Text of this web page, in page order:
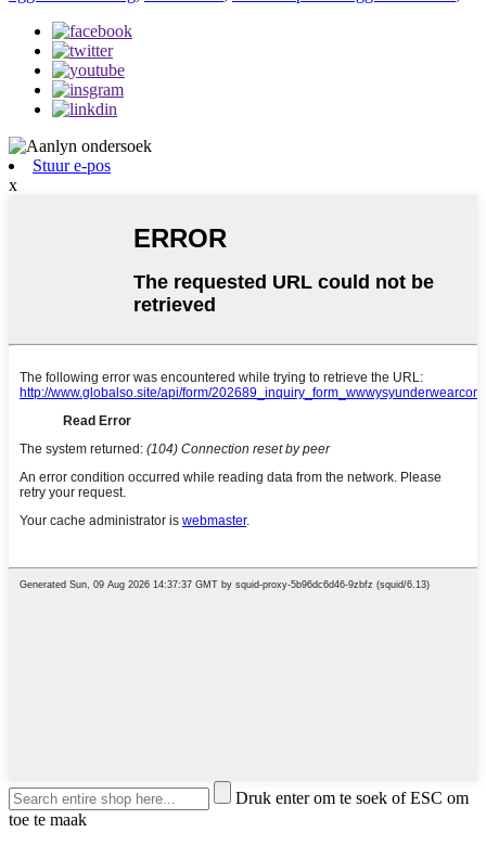
Stuur e-pos
x
Druk enter om te soek of ESC om
toe te maak